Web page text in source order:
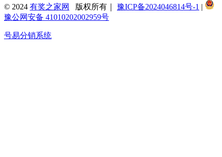
© 2024 有奖之家网 版权所有｜ 豫ICP备2024046814号-1 |
豫公网安备 41010202002959号
号易分销系统